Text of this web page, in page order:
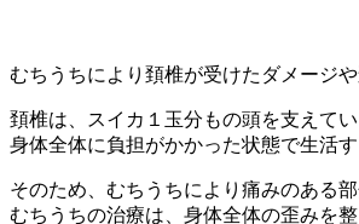
むちうちにより頚椎が受けたダメージ
頚椎は、スイカ１玉分もの頭を支えて
身体全体に負担がかかった状態で生活
そのため、むちうちにより痛みのある
むちうちの治療は、身体全体の歪みを